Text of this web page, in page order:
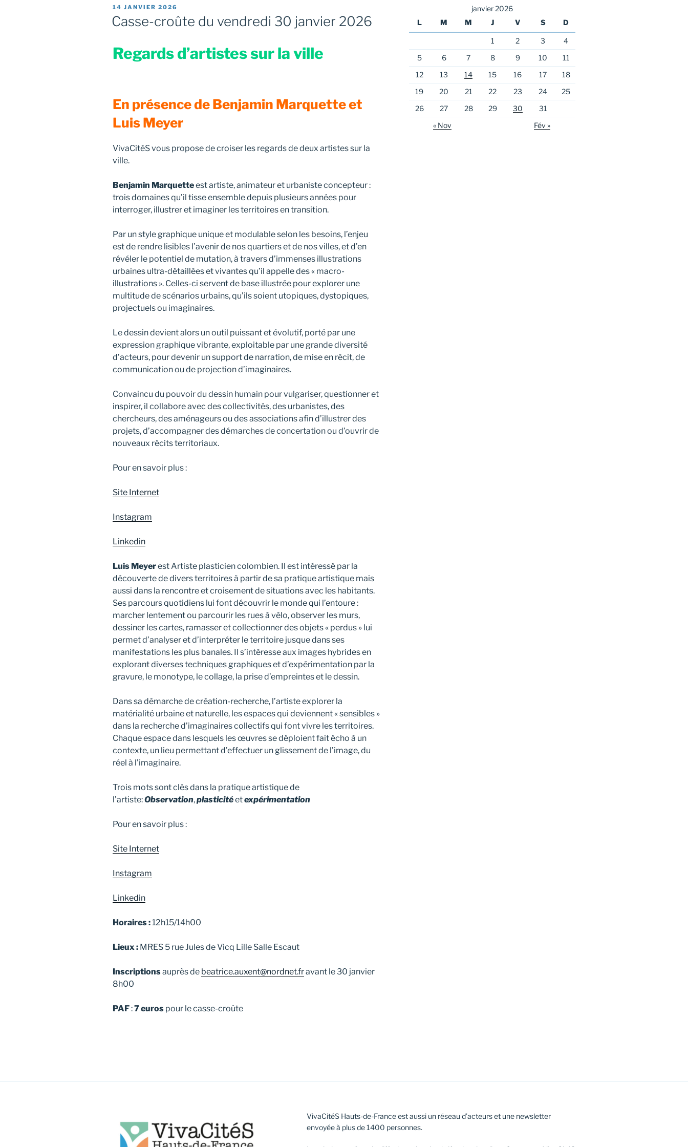
PUBLIÉ
LE
14 JANVIER 2026
Casse-croûte du vendredi 30 janvier 2026
Regards d’artistes sur la ville
En présence de Benjamin Marquette et
Luis Meyer
VivaCitéS vous propose de croiser les regards de deux artistes sur la
ville.
Benjamin Marquetteest artiste, animateur et urbaniste concepteur :
trois domaines qu’il tisse ensemble depuis plusieurs années pour
interroger, illustrer et imaginer les territoires en transition.
Par un style graphique unique et modulable selon les besoins, l’enjeu
est de rendre lisibles l’avenir de nos quartiers et de nos villes, et d’en
révéler le potentiel de mutation, à travers d’immenses illustrations
urbaines ultra-détaillées et vivantes qu’il appelle des « macro-
illustrations ». Celles-ci servent de base illustrée pour explorer une
multitude de scénarios urbains, qu’ils soient utopiques, dystopiques,
projectuels ou imaginaires.
Le dessin devient alors un outil puissant et évolutif, porté par une
expression graphique vibrante, exploitable par une grande diversité
d’acteurs, pour devenir un support de narration, de mise en récit, de
communication ou de projection d’imaginaires.
Convaincu du pouvoir du dessin humain pour vulgariser, questionner et
inspirer, il collabore avec des collectivités, des urbanistes, des
chercheurs, des aménageurs ou des associations afin d’illustrer des
projets, d’accompagner des démarches de concertation ou d’ouvrir de
nouveaux récits territoriaux.
Pour en savoir plus :
Site Internet
Instagram
Linkedin
Luis Meyerest Artiste plasticien colombien. Il est intéressé par la
découverte de divers territoires à partir de sa pratique artistique mais
aussi dans la rencontre et croisement de situations avec les habitants.
Ses parcours quotidiens lui font découvrir le monde qui l’entoure :
marcher lentement ou parcourir les rues à vélo, observer les murs,
dessiner les cartes, ramasser et collectionner des objets « perdus » lui
permet d’analyser et d’interpréter le territoire jusque dans ses
manifestations les plus banales. Il s’intéresse aux images hybrides en
explorant diverses techniques graphiques et d’expérimentation par la
gravure, le monotype, le collage, la prise d’empreintes et le dessin.
Dans sa démarche de création-recherche, l’artiste explorer la
matérialité urbaine et naturelle, les espaces qui deviennent « sensibles »
dans la recherche d’imaginaires collectifs qui font vivre les territoires.
Chaque espace dans lesquels les œuvres se déploient fait écho à un
contexte, un lieu permettant d’effectuer un glissement de l’image, du
réel à l’imaginaire.
Trois mots sont clés dans la pratique artistique de
l’artiste:Observation,plasticitéetexpérimentation
Pour en savoir plus :
Site Internet
Instagram
Linkedin
Horaires :12h15/14h00
Lieux : MRES 5 rue Jules de Vicq Lille Salle Escaut
Inscriptionsauprès de beatrice.auxent@nordnet.fravant le 30 janvier
8h00
PAF:7 euros pour le casse-croûte
janvier 2026
L
M M J V S D
1 2 3
4
5
6 7 8 9 10
11
12
13 14 15 16 17
18
19
20 21 22 23 24
25
26
27 28 29 30
31
« Nov
Fév »
VivaCitéS Hauts-de-France est aussi un réseau d’acteurs et une newsletter
envoyée à plus de 1400 personnes.